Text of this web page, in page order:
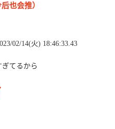
也会推）
02/14(火) 18:46:33.43
てるから